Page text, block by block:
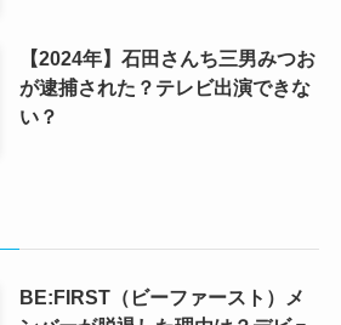
【2024年】石田さんち三男みつお
が逮捕された？テレビ出演できな
い？
BE:FIRST（ビーファースト）メ